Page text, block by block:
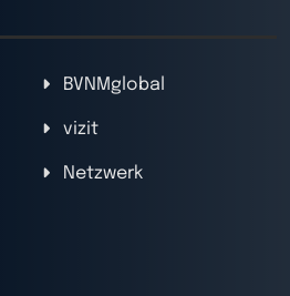
BVNMglobal
vizit
Netzwerk